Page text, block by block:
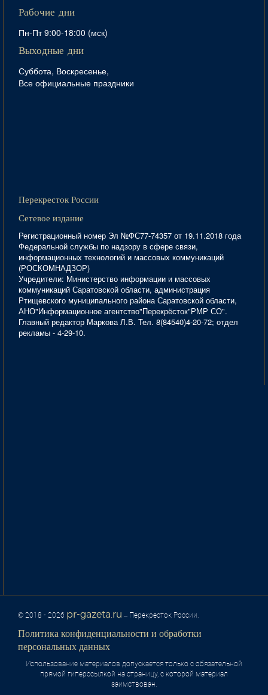
Рабочие дни
Пн-Пт 9:00-18:00 (мск)
Выходные дни
Суббота, Воскресенье,
Все официальные праздники
Перекресток России
Сетевое издание
Регистрационный номер Эл №ФС77-74357 от 19.11.2018 года
Федеральной службы по надзору в сфере связи,
информационных технологий и массовых коммуникаций
(РОСКОМНАДЗОР)
Учредители: Министерство информации и массовых
коммуникаций Саратовской области, администрация
Ртищевского муниципального района Саратовской области,
АНО"Информационное агентство"Перекрёсток"РМР СО".
Главный редактор Маркова Л.В. Тел. 8(84540)4-20-72; отдел
рекламы - 4-29-10.
© 2018 - 2026 pr-gazeta.ru – Перекресток России.
Политика конфиденциальности и обработки
персональных данных
Использование материалов допускается только с обязательной
прямой гиперссылкой на страницу, с которой материал
заимствован.